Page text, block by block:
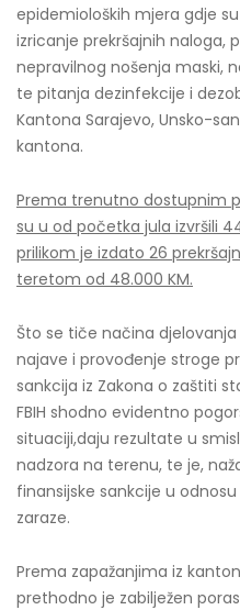
epidemioloških mjera gdje
izricanje prekršajnih naloga,
nepravilnog nošenja maski,
te pitanja dezinfekcije i
Kantona Sarajevo, Unsko-
kantona.
Prema trenutno dostupnim
su u od početka jula izvršili
prilikom je izdato 26
teretom od 48.000 KM.
Što se tiče načina
najave i provođenje stroge
sankcija iz Zakona o zaštiti
FBIH shodno evidentno
situaciji,daju rezultate u
nadzora na terenu, te je,
finansijske sankcije u
zaraze.
Prema zapažanjima iz
prethodno je zabilježen